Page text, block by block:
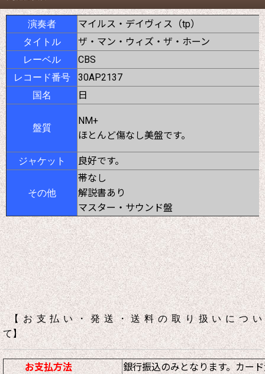
演奏者 マイルス・デイヴィス（tp）
タイトル ザ・マン・ウィズ・ザ・ホーン
レーベル CBS
レコード番号 30AP2137
国名 日
盤質
NM+
ほとんど傷なし美盤です。
ジャケット 良好です。
その他
帯なし
解説書あり
マスター・サウンド盤
【お支払い・発送・送料の取り扱いについ
て】
お支払方法 銀行振込のみとなります。カー